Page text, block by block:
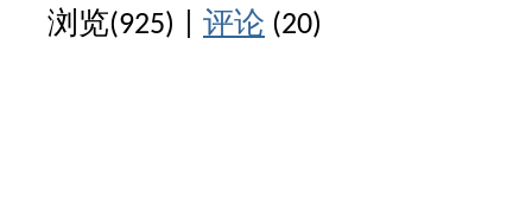
浏览(925) | 评论 (20)